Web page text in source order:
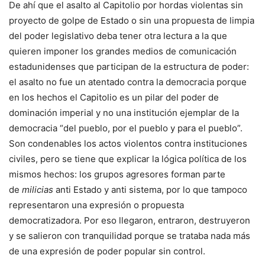
De ahí que el asalto al Capitolio por hordas violentas sin
proyecto de golpe de Estado o sin una propuesta de limpia
del poder legislativo deba tener otra lectura a la que
quieren imponer los grandes medios de comunicación
estadunidenses que participan de la estructura de poder:
el asalto no fue un atentado contra la democracia porque
en los hechos el Capitolio es un pilar del poder de
dominación imperial y no una institución ejemplar de la
democracia “del pueblo, por el pueblo y para el pueblo”.
Son condenables los actos violentos contra instituciones
civiles, pero se tiene que explicar la lógica política de los
mismos hechos: los grupos agresores forman parte
de milicias anti Estado y anti sistema, por lo que tampoco
representaron una expresión o propuesta
democratizadora. Por eso llegaron, entraron, destruyeron
y se salieron con tranquilidad porque se trataba nada más
de una expresión de poder popular sin control.